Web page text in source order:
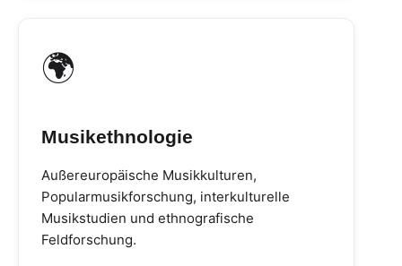
🌍
Musikethnologie
Außereuropäische Musikkulturen,
Popularmusikforschung, interkulturelle
Musikstudien und ethnografische
Feldforschung.